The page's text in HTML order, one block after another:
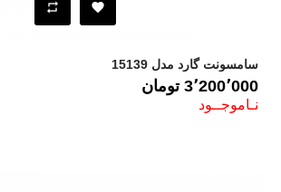
سامسونت گارد مدل 15139
قیمت
3٬200٬000 ‎تومان
نـاموجــود